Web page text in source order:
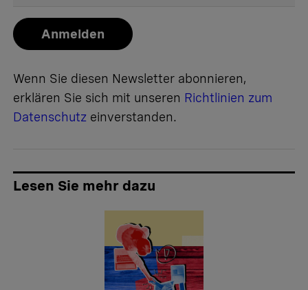
Anmelden
Wenn Sie diesen Newsletter abonnieren,
erklären Sie sich mit unseren Richtlinien zum
Datenschutz einverstanden.
Lesen Sie mehr dazu